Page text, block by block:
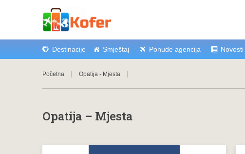
Destinacije Smještaj Ponude agencija Novosti
Početna Opatija - Mjesta
Opatija – Mjesta